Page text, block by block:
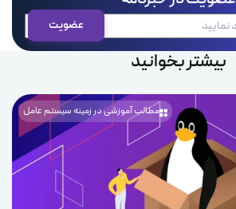
بیشتر بخوانید
مطالب آموزشی در زمینه سیستم عامل